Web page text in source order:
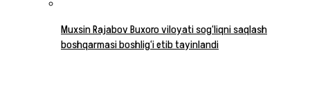
Muxsin Rajabov Buxoro viloyati sog‘liqni saqlash
boshqarmasi boshlig‘i etib tayinlandi